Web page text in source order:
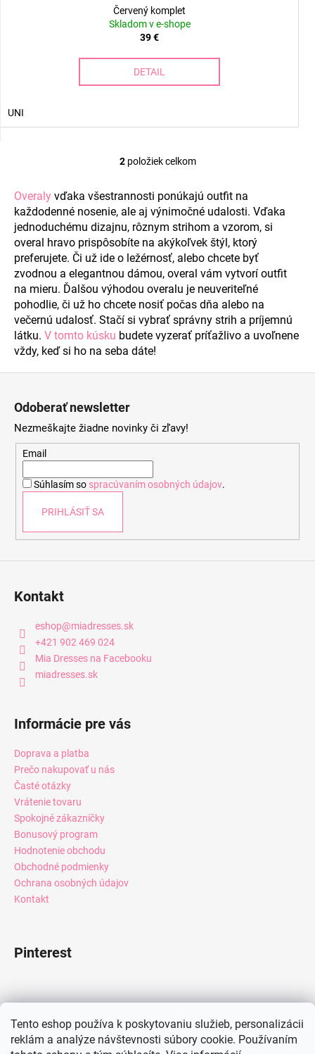
Tento eshop používa k poskytovaniu služieb, personalizácii
reklám a analýze návštevnosti súbory cookie. Používaním
Červený komplet
Skladom v e-shope
39 €
DETAIL
UNI
O
l
á
d
a
c
i
e
p
r
v
y
i
s
2položiek celkom
Overaly vďaka všestrannosti ponúkajú outfit na
každodenné nosenie, ale aj výnimočné udalosti. Vďaka
jednoduchému dizajnu, rôznym strihom a vzorom, si
overal hravo prispôsobíte na akýkoľvek štýl, ktorý
preferujete. Či už ide o ležérnosť, alebo chcete byť
zvodnou a elegantnou dámou, overal vám vytvorí outfit
na mieru. Ďalšou výhodou overalu je neuveriteľné
pohodlie, či už ho chcete nosiť počas dňa alebo na
večernú udalosť. Stačí si vybrať správny strih a príjemnú
látku. V tomto kúsku budete vyzerať príťažlivo a uvoľnene
vždy, keď si ho na seba dáte!
Odoberať newsletter
Nezmeškajte žiadne novinky či zľavy!
Email
Súhlasím so spracúvaním osobných údajov.
PRIHLÁSIŤ SA
Kontakt
eshop@miadresses.sk
+421 902 469 024
Mia Dresses na Facebooku
miadresses.sk
Informácie pre vás
Doprava a platba
Prečo nakupovať u nás
Časté otázky
Vrátenie tovaru
Spokojné zákazníčky
Bonusový program
Hodnotenie obchodu
Obchodné podmienky
Ochrana osobných údajov
Kontakt
Pinterest